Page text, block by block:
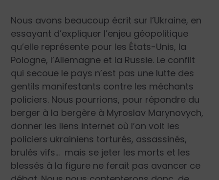
Nous avons beaucoup écrit sur l’Ukraine, en
essayant d’expliquer l’enjeu géopolitique
qu’elle représente pour les États-Unis, la
Pologne, l’Allemagne et la Russie. Le conflit
qui secoue le pays n’est pas une lutte des
gentils manifestants contre les méchants
policiers. Nous pourrions, pour répondre du
berger à la bergère à Myroslav Marynovych,
donner les liens internet où l’on voit les
policiers ukrainiens torturés, assassinés,
brulés vifs… mais se jeter les morts et les
blessés à la figure ne ferait pas avancer ce